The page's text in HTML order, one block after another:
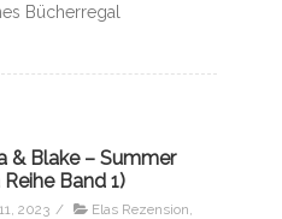
Bücherregal
& Blake – Summer
Band 1)
2023 / Elas Rezension